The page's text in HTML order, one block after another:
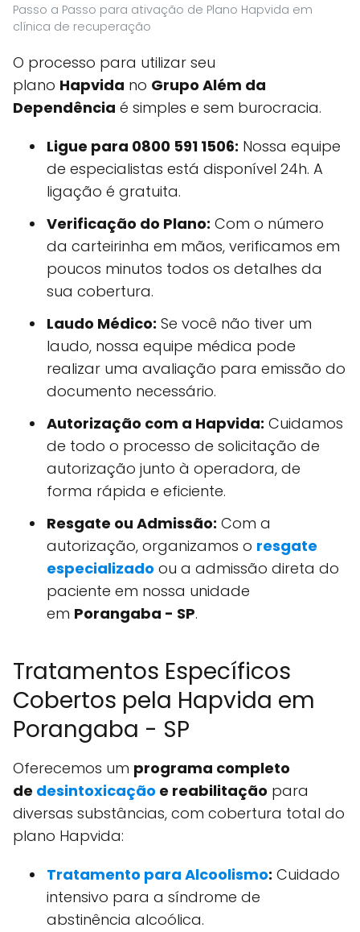
Passo a Passo para ativação de Plano Hapvida em
clínica de recuperação
O processo para utilizar seu
plano Hapvida no Grupo Além da
Dependência é simples e sem burocracia.
Ligue para 0800 591 1506: Nossa equipe
de especialistas está disponível 24h. A
ligação é gratuita.
Verificação do Plano: Com o número
da carteirinha em mãos, verificamos em
poucos minutos todos os detalhes da
sua cobertura.
Laudo Médico: Se você não tiver um
laudo, nossa equipe médica pode
realizar uma avaliação para emissão do
documento necessário.
Autorização com a Hapvida: Cuidamos
de todo o processo de solicitação de
autorização junto à operadora, de
forma rápida e eficiente.
Resgate ou Admissão: Com a
autorização, organizamos o resgate
especializado ou a admissão direta do
paciente em nossa unidade
em Porangaba - SP.
Tratamentos Específicos
Cobertos pela Hapvida em
Porangaba - SP
Oferecemos um programa completo
de desintoxicação e reabilitação para
diversas substâncias, com cobertura total do
plano Hapvida:
Tratamento para Alcoolismo: Cuidado
intensivo para a síndrome de
abstinência alcoólica.